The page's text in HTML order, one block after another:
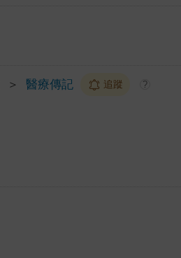
＞ 醫療傳記 追蹤 ?